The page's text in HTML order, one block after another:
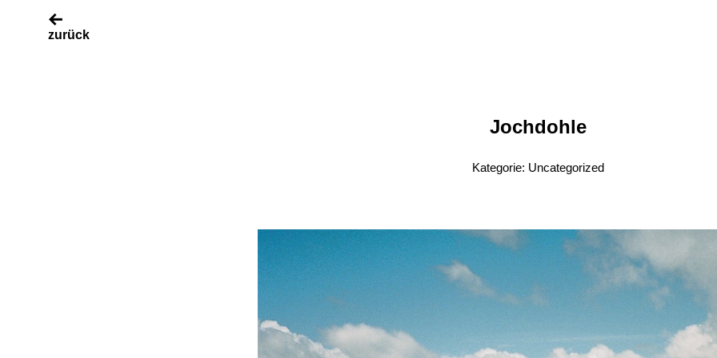
zurück
Jochdohle
Kategorie: Uncategorized